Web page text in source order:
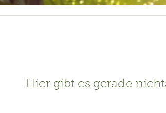
Hier gibt es gerade